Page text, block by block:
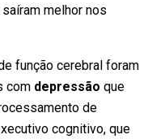
melhor nos
função cerebral foram
com depressão que
de
cognitivo, que